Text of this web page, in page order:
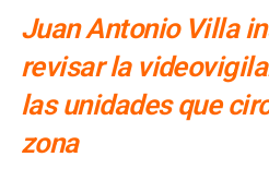
Juan Antonio Villa
revisar la
las unidades que
zona